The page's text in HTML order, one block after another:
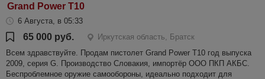
Grand Power T10
6 Августа, в 05:33
65 000 руб.
Иркутская область, Братск
Всем здравствуйте. Продам пистолет Grand Power T10 год выпуска
2009, серия G. Производство Словакия, импортёр ООО ПКП АКБС.
Беспроблемное оружие самообороны, идеально подходит для